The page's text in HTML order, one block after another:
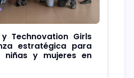
Technovation Girls
estratégica para
niñas y mujeres en